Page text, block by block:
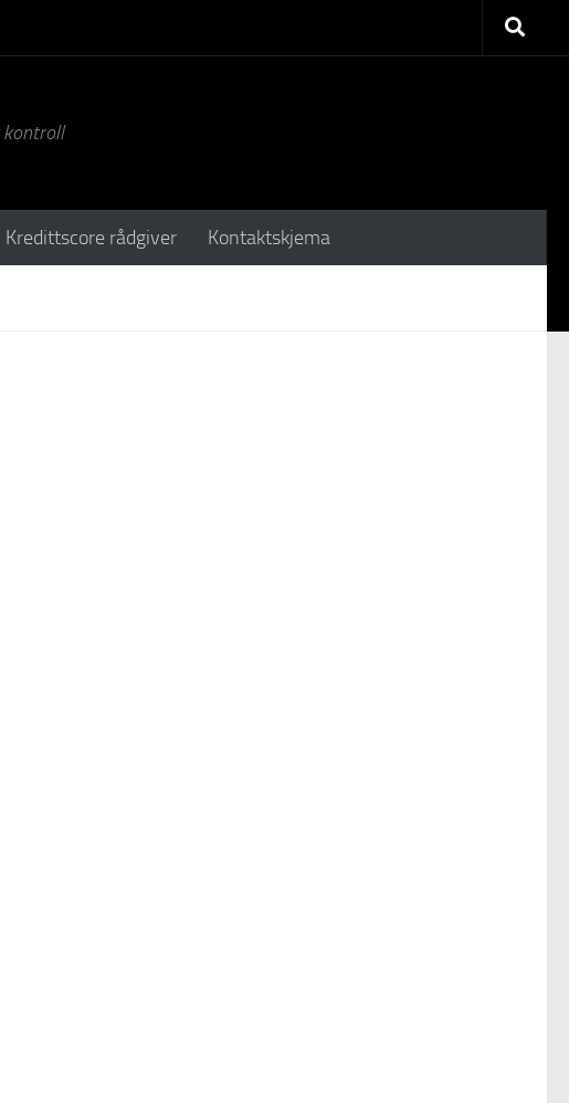
kontroll
Kredittscore rådgiver Kontaktskjema